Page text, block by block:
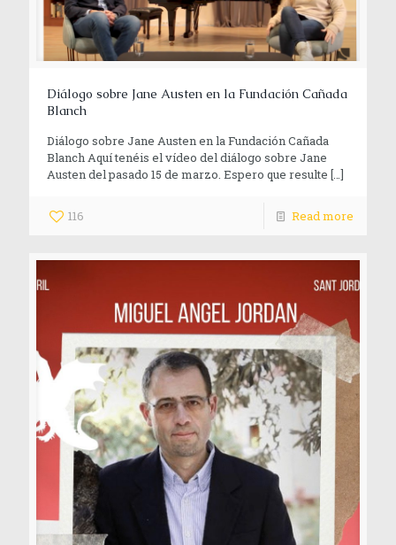
Diálogo sobre Jane Austen en la Fundación Cañada
Blanch
Diálogo sobre Jane Austen en la Fundación Cañada
Blanch Aquí tenéis el vídeo del diálogo sobre Jane
Austen del pasado 15 de marzo. Espero que resulte […]
116 Read more